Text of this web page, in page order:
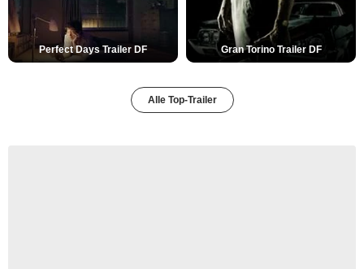
Perfect Days Trailer DF Gran Torino Trailer DF
Alle Top-Trailer